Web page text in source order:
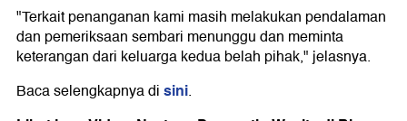
"Terkait penanganan kami masih melakukan pendalaman
dan pemeriksaan sembari menunggu dan meminta
keterangan dari keluarga kedua belah pihak," jelasnya.
Baca selengkapnya disini.